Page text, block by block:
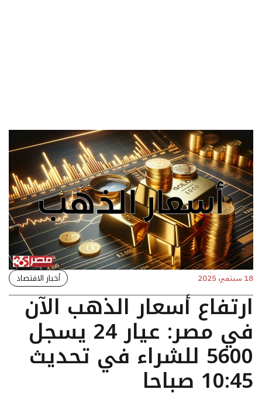
18 سبتمبر، 2025 أخبار الاقتصاد
ارتفاع أسعار الذهب الآن
في مصر: عيار 24 يسجل
5600 للشراء في تحديث
10:45 صباحا